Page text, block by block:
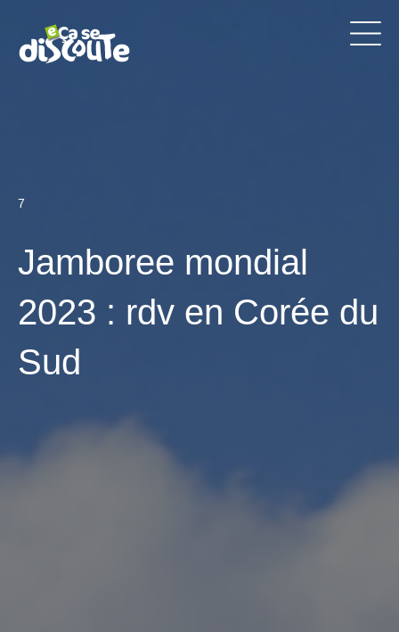
7
Jamboree mondial
2023 : rdv en Corée du
Sud